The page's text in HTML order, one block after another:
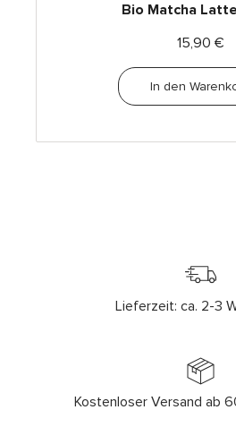
Bio Matcha
15,90 €
In den
Lieferzeit: ca. 2-3
Kostenloser Versand ab